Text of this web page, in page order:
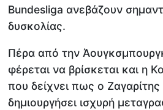
Bundesliga ανεβάζουν
δυσκολίας.
Πέρα από την
φέρεται να βρίσκεται και η
που δείχνει πως ο
δημιουργήσει ισχυρή